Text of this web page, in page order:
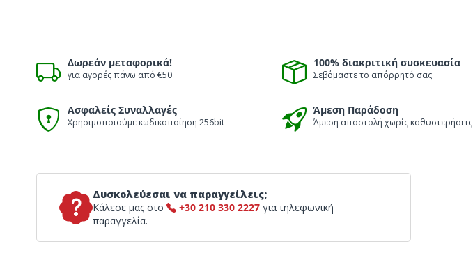
Δωρεάν μεταφορικά!
για αγορές πάνω από €50
100% διακριτική συσκευασία
Σεβόμαστε το απόρρητό σας
Ασφαλείς Συναλλαγές
Χρησιμοποιούμε κωδικοποίηση 256bit
Άμεση Παράδοση
Άμεση αποστολή χωρίς καθυστερήσεις
Δυσκολεύεσαι να παραγγείλεις;
Κάλεσε μας στο
+30 210 330 2227 για τηλεφωνική
παραγγελία.